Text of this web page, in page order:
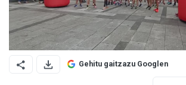
Gehitu gaitzazu Googlen